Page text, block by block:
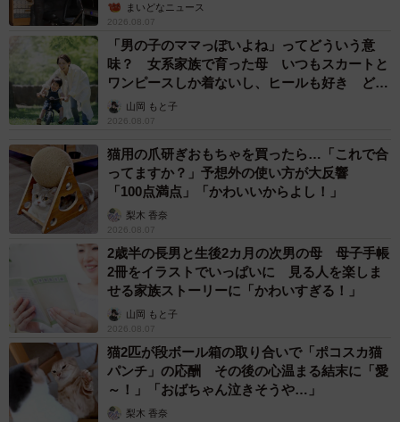
まいどなニュース
2026.08.07
「男の子のママっぽいよね」ってどういう意
味？ 女系家族で育った母 いつもスカートと
ワンピースしか着ないし、ヒールも好き どの
へんが…
山岡 もと子
2026.08.07
猫用の爪研ぎおもちゃを買ったら…「これで合
ってますか？」予想外の使い方が大反響
「100点満点」「かわいいからよし！」
梨木 香奈
2026.08.07
2歳半の長男と生後2カ月の次男の母 母子手帳
2冊をイラストでいっぱいに 見る人を楽しま
せる家族ストーリーに「かわいすぎる！」
山岡 もと子
2026.08.07
猫2匹が段ボール箱の取り合いで「ポコスカ猫
パンチ」の応酬 その後の心温まる結末に「愛
～！」「おばちゃん泣きそうや…」
梨木 香奈